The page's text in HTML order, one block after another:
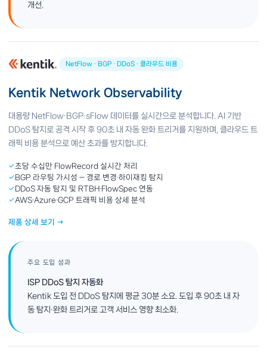
개선.
NetFlow · BGP · DDoS · 클라우드 비용
Kentik Network Observability
대용량 NetFlow·BGP·sFlow 데이터를 실시간으로 분석합니다. AI 기반
DDoS 탐지로 공격 시작 후 90초 내 자동 완화 트리거를 지원하며, 클라우드 트
래픽 비용 분석으로 예산 초과를 방지합니다.
✓초당 수십만 FlowRecord 실시간 처리
✓ BGP 라우팅 가시성 — 경로 변경·하이재킹 탐지
✓ DDoS 자동 탐지 및 RTBH·FlowSpec 연동
✓AWS·Azure·GCP 트래픽 비용 상세 분석
제품 상세 보기 →
주요 도입 성과
ISP DDoS 탐지 자동화
Kentik 도입 전 DDoS 탐지에 평균 30분 소요. 도입 후 90초 내 자
동 탐지·완화 트리거로 고객 서비스 영향 최소화.